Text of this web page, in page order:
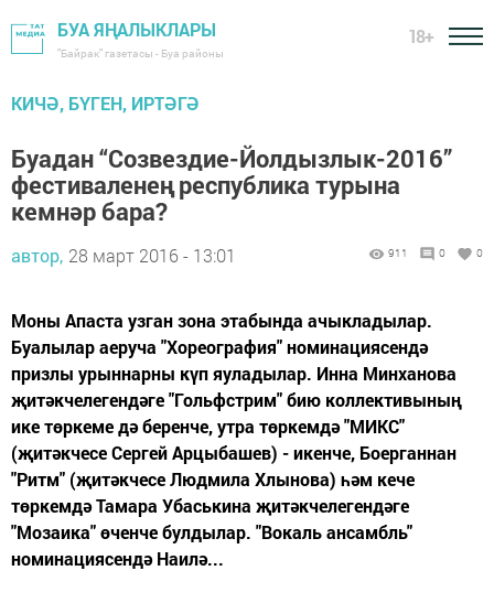
БУА ЯҢАЛЫКЛАРЫ
"Байрак" газетасы - Буа районы
18+
КИЧӘ, БҮГЕН, ИРТӘГӘ
Буадан “Созвездие-Йолдызлык-2016”
фестиваленең республика турына
кемнәр бара?
автор, 28 март 2016 - 13:01 911 0 0
Моны Апаста узган зона этабында ачыкладылар.
Буалылар аеруча "Хореография" номинациясендә
призлы урыннарны күп яуладылар. Инна Минханова
җитәкчелегендәге "Гольфстрим" бию коллективының
ике төркеме дә беренче, утра төркемдә "МИКС"
(җитәкчесе Сергей Арцыбашев) - икенче, Боерганнан
"Ритм" (җитәкчесе Людмила Хлынова) һәм кече
төркемдә Тамара Убаськина җитәкчелегендәге
"Мозаика" өченче булдылар. "Вокаль ансамбль"
номинациясендә Наилә...